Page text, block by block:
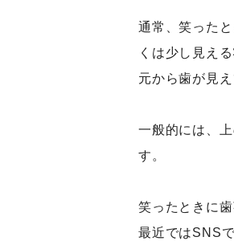
通常、笑った
くは少し見え
元から歯が見
一般的には、
す。
笑ったときに
最近ではSNS